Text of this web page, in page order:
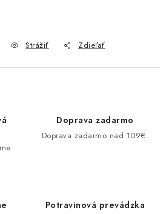
reklamácie
Veľkoobchod
Strážiť Zdieľať
Doprava zadarmo
Doprava zadarmo nad 109€.
Potravinová prevádzka